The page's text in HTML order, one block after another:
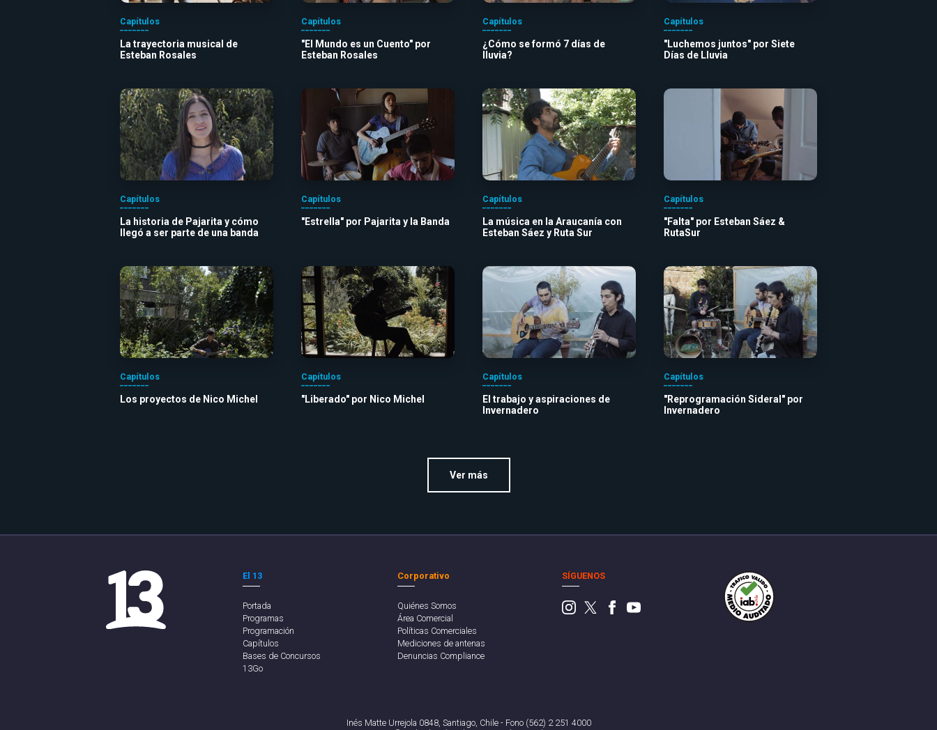
Capítulos
La trayectoria musical de
Esteban Rosales
Capítulos
"El Mundo es un Cuento" por
Esteban Rosales
Capítulos
¿Cómo se formó 7 días de
lluvia?
Capítulos
"Luchemos juntos" por Siete
Días de Lluvia
Capítulos
La historia de Pajarita y cómo
llegó a ser parte de una banda
Capítulos
"Estrella" por Pajarita y la Banda
Capítulos
La música en la Araucanía con
Esteban Sáez y Ruta Sur
Capítulos
"Falta" por Esteban Sáez &
RutaSur
Capítulos
Los proyectos de Nico Michel
Capítulos
"Liberado" por Nico Michel
Capítulos
El trabajo y aspiraciones de
Invernadero
Capítulos
"Reprogramación Sideral" por
Invernadero
Ver más
El 13
Portada
Programas
Programación
Capítulos
Bases de Concursos
13Go
Corporativo
Quiénes Somos
Área Comercial
Políticas Comerciales
Mediciones de antenas
Denuncias Compliance
SÍGUENOS
Inés Matte Urrejola 0848, Santiago, Chile - Fono (562) 2 251 4000